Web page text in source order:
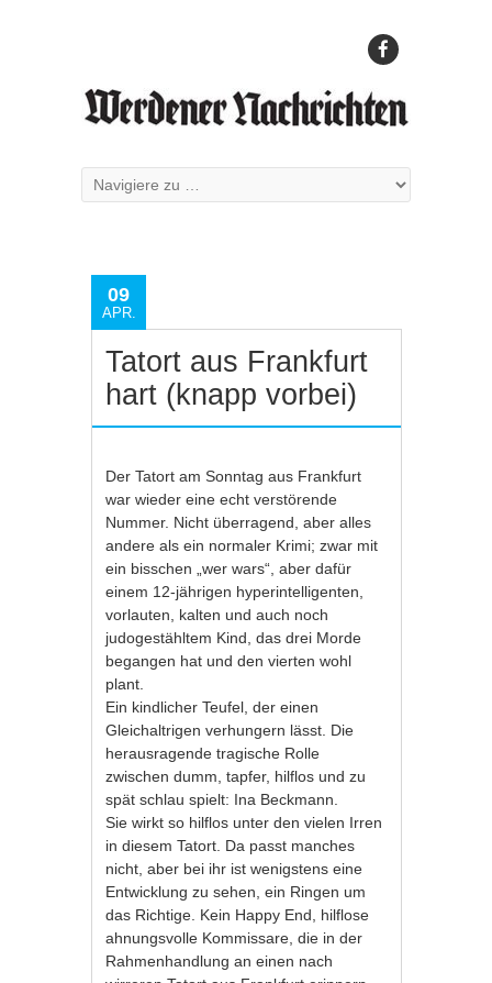
09
APR.
Tatort aus Frankfurt
hart (knapp vorbei)
Der Tatort am Sonntag aus Frankfurt
war wieder eine echt verstörende
Nummer. Nicht überragend, aber alles
andere als ein normaler Krimi; zwar mit
ein bisschen „wer wars“, aber dafür
einem 12-jährigen hyperintelligenten,
vorlauten, kalten und auch noch
judogestähltem Kind, das drei Morde
begangen hat und den vierten wohl
plant.
Ein kindlicher Teufel, der einen
Gleichaltrigen verhungern lässt. Die
herausragende tragische Rolle
zwischen dumm, tapfer, hilflos und zu
spät schlau spielt: Ina Beckmann.
Sie wirkt so hilflos unter den vielen Irren
in diesem Tatort. Da passt manches
nicht, aber bei ihr ist wenigstens eine
Entwicklung zu sehen, ein Ringen um
das Richtige. Kein Happy End, hilflose
ahnungsvolle Kommissare, die in der
Rahmenhandlung an einen nach